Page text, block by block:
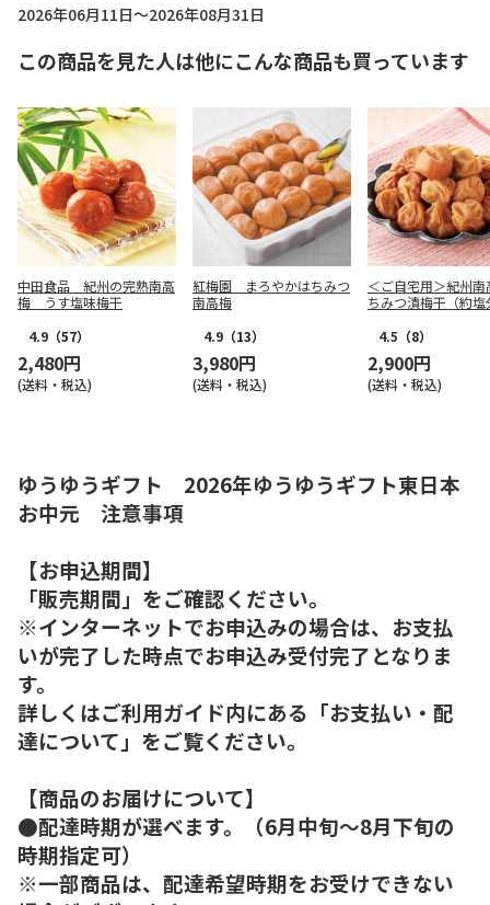
2026年06月11日～2026年08月31日
この商品を見た人は他にこんな商品も買っています
中田食品 紀州の完熟南高
梅 うす塩味梅干
4.9 （57）
2,480円
(送料・税込)
紅梅園 まろやかはちみつ
南高梅
4.9 （13）
3,980円
(送料・税込)
＜ご自宅用＞紀州南
ちみつ漬梅干（約塩
4.5 （8）
2,900円
(送料・税込)
ゆうゆうギフト 2026年ゆうゆうギフト東日本
お中元 注意事項
【お申込期間】
「販売期間」をご確認ください。
※インターネットでお申込みの場合は、お支払
いが完了した時点でお申込み受付完了となりま
す。
詳しくはご利用ガイド内にある「お支払い・配
達について」をご覧ください。
【商品のお届けについて】
●配達時期が選べます。（6月中旬～8月下旬の
時期指定可）
※一部商品は、配達希望時期をお受けできない